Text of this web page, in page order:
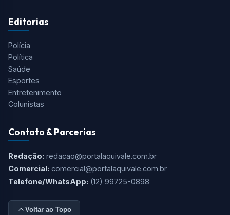
portal de notícias mais completo do Vale do Paraíba, Serra
da Mantiqueira e Região.
Cidades
São José dos Campos
Caçapava
Litoral
Editorias
Polícia